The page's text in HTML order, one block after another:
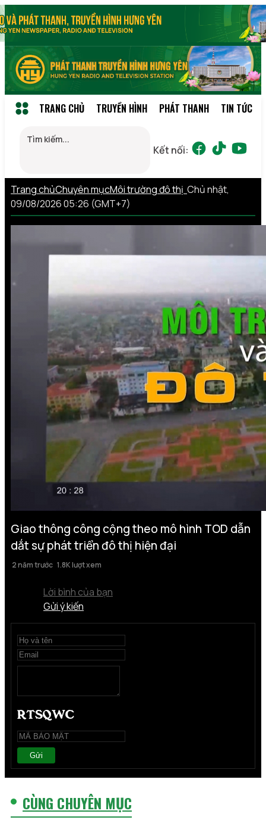
TRANG CHỦ TRUYỀN HÌNH PHÁT THANH TIN TỨC
Kết nối:
Trang chủChuyên mụcMôi trường đô thị Chủ nhật,
09/08/2026 05:26 (GMT+7)
Giao thông công cộng theo mô hình TOD dẫn
dắt sự phát triển đô thị hiện đại
2 năm trước 1.8K lượt xem
Lời bình của bạn
Gửi ý kiến
Gửi
CÙNG CHUYÊN MỤC